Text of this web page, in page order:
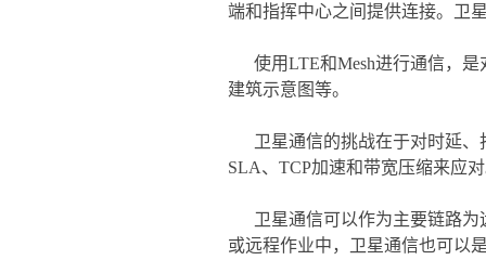
端和指挥中心之间提供连接。卫
使用LTE和Mesh进行通信，
建筑示意图等。
卫星通信的挑战在于对时延
SLA、TCP加速和带宽压缩来应
卫星通信可以作为主要链路
或远程作业中，卫星通信也可以